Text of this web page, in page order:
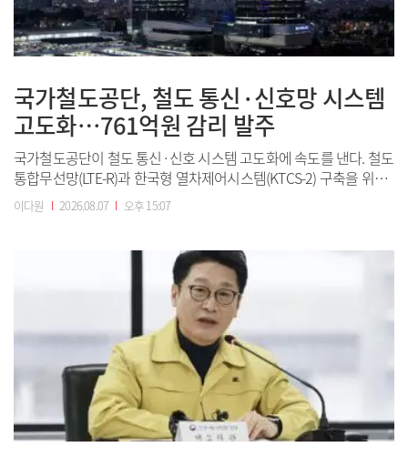
국가철도공단, 철도 통신·신호망 시스템
고도화…761억원 감리 발주
국가철도공단이 철도 통신·신호 시스템 고도화에 속도를 낸다. 철도
통합무선망(LTE-R)과 한국형 열차제어시스템(KTCS-2) 구축을 위해
이달 761억원 규모의 감리 용역을 발주한다.국가철도공단 사옥. (사
진=국가철도공단)국가철도공단은 총 7012억원 규모의 LTE-
이다원 I 2026.08.07 I 오후 15:07